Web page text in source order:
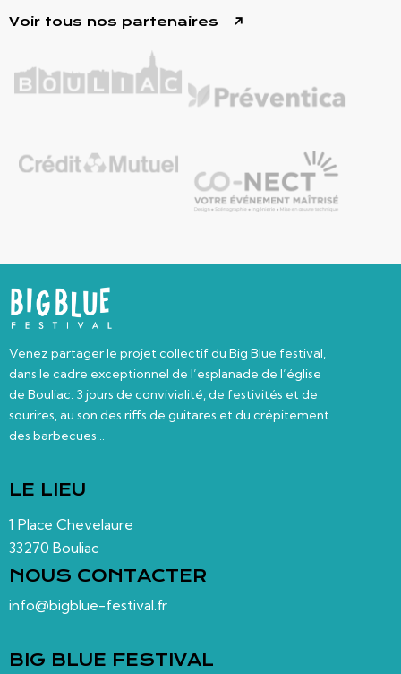
Voir tous nos partenaires
Venez partager le projet collectif du Big Blue festival,
dans le cadre exceptionnel de l’esplanade de l’église
de Bouliac. 3 jours de convivialité, de festivités et de
sourires, au son des riffs de guitares et du crépitement
des barbecues…
LE LIEU
1 Place Chevelaure
33270 Bouliac
NOUS CONTACTER
info@bigblue-festival.fr
BIG BLUE FESTIVAL